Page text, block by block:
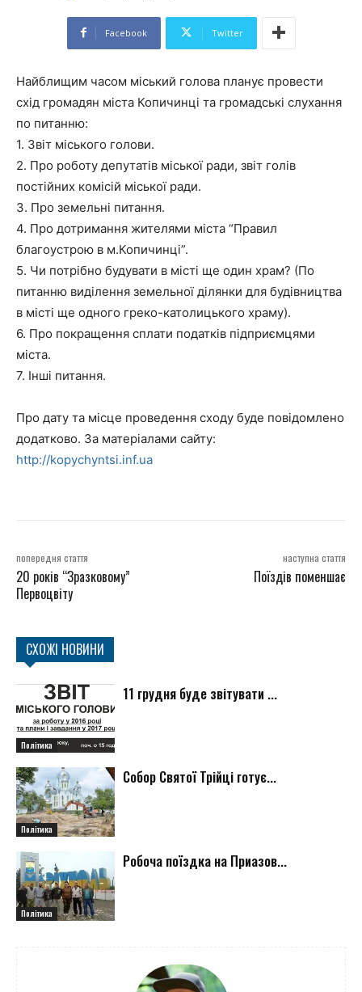
Facebook Twitter
Найблищим часом міський голова планує провести
схід громадян міста Копичинці та громадські слухання
по питанню:
1. Звіт міського голови.
2. Про роботу депутатів міської ради, звіт голів
постійних комісій міської ради.
3. Про земельні питання.
4. Про дотримання жителями міста “Правил
благоустрою в м.Копичинці”.
5. Чи потрібно будувати в місті ще один храм? (По
питанню виділення земельної ділянки для будівництва
в місті ще одного греко-католицького храму).
6. Про покращення сплати податків підприємцями
міста.
7. Інші питання.
Про дату та місце проведення сходу буде повідомлено
додатково. За матеріалами сайту:
http://kopychyntsi.inf.ua
попередня стаття
20 років “Зразковому”
Первоцвіту
наступна стаття
Поїздів поменшає
СХОЖІ НОВИНИ
Політика
11 грудня буде звітувати ...
Політика
Собор Святої Трійці готує...
Політика
Робоча поїздка на Приазов...